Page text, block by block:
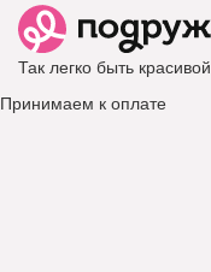
Так легко быть красивой
Принимаем к оплате